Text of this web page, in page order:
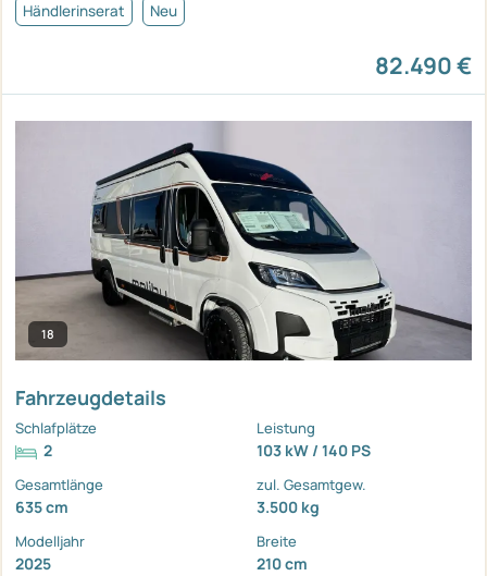
Händlerinserat Neu
82.490 €
18
Fahrzeugdetails
Schlafplätze
2
Leistung
103 kW / 140 PS
Gesamtlänge
635 cm
zul. Gesamtgew.
3.500 kg
Modelljahr
2025
Breite
210 cm